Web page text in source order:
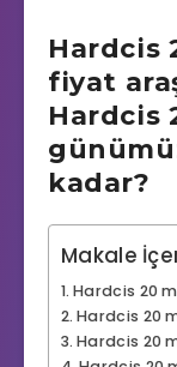
Hardcis
fiyat
Hardcis
kadar?
Makale
Hardcis 20
Hardcis 20
Hardcis 20